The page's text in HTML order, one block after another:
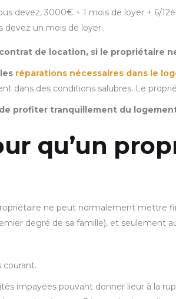
devez, 3000€ + 1 mois de loyer + 6/
devez un mois de loyer.
de location, si le propriétaire
réparations nécessaires dans le
dans des conditions salubres. Le
profiter tranquillement du
qu’un
ne peut normalement mettre
degré de sa famille), et seulement
courant.
impayées pouvant donner lieur à la